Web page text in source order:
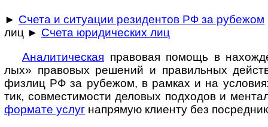
► Счета и ситуации резидентов РФ за рубежом
лиц ► Счета юридических лиц
Ана­ли­ти­че­с­кая пра­во­вая по­мощь в
лых» пра­во­вых ре­ше­ний и пра­ви­ль­ных
физ­лиц РФ за рубе­жом, в рам­ках и на
тик, сов­мес­ти­мо­сти дело­вых под­хо­дов и
фор­мате услуг на­пря­мую кли­енту без